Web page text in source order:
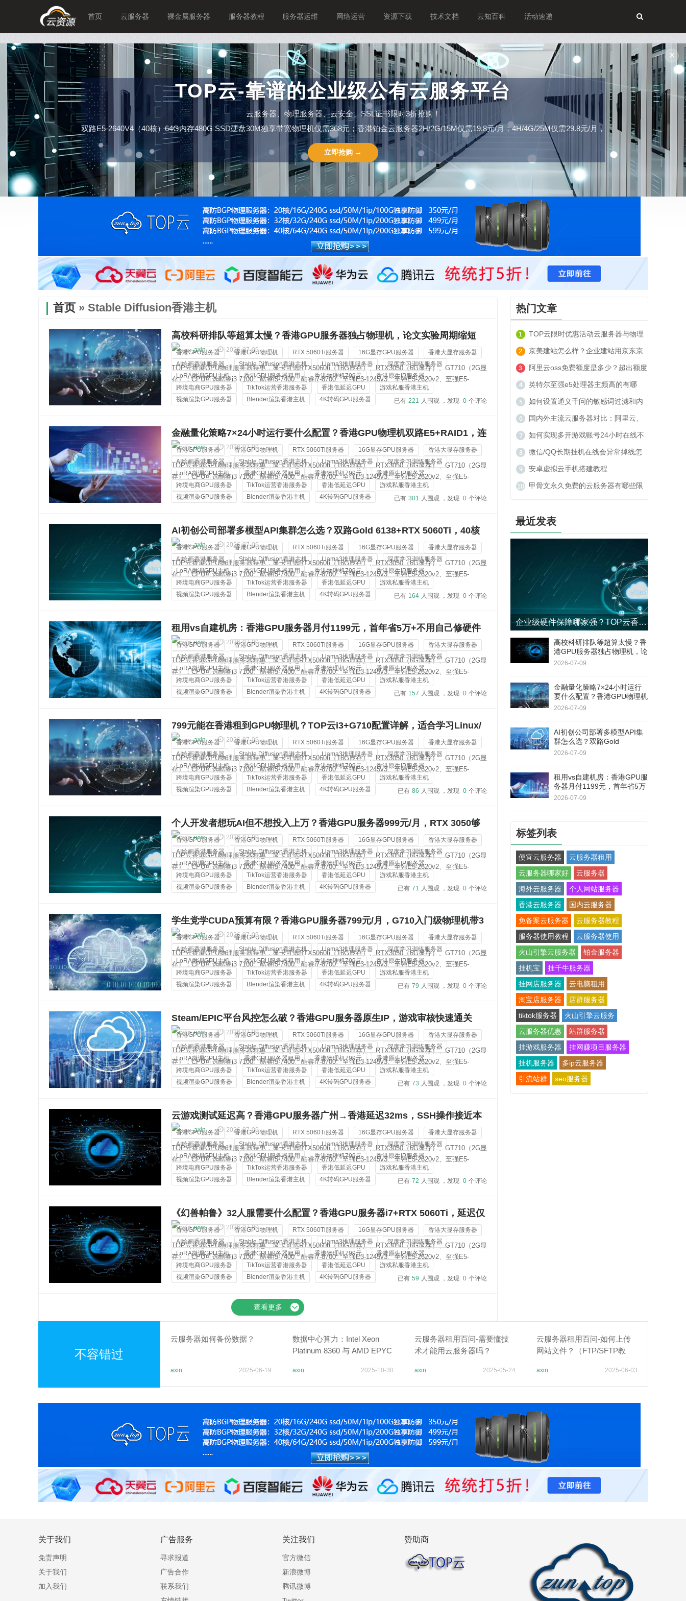
TOP云-靠谱的企业级公有云服务平台
云服务器、物理服务器、云安全、SSL证书限时3折抢购！
双路E5-2640V4（40核）64G内存480G SSD硬盘30M独享带宽物理机仅需368元；香港铂金云服务器2H/2G/15M仅需19.8元/月；4H/4G/25M仅需29.8元/月，
立即抢购 →
✕
首页 云服务器 裸金属服务器 服务器教程 服务器运维 网络运营 资源下载 技术文档 云知百科 活动速递
首页» Stable Diffusion香港主机
高校科研排队等超算太慢？香港GPU服务器独占物理机，论文实验周期缩短
60% axin 2026-07-09
TOP云香港GPU物理服务器特惠，显卡可选RTX5060ti（16G显存）、RTX3050（6G显存）、GT710（2G显
存）；CPU可选酷睿i3 7100、酷睿i5-7400、酷睿i7-8700、至强E3-1245v3、至强E5-2620v2、至强E5-
2670v2、双路金牌Gold 6138；内存从8G-128G可选，标配3-5个香港原生ip地址，价格低...
香港GPU服务器 香港GPU物理机 RTX 5060Ti服务器 16G显存GPU服务器
香港大显存服务器
AI绘画香港服务器
Stable Diffusion香港主机 Llama3推理服务器
深度学习训练服务器
LoRA微调GPU主机
香港GPU服务器租用 香港物理机799元
香港原生IP服务器
跨境电商GPU服务器
TikTok运营香港服务器 香港低延迟GPU
游戏私服香港主机
视频渲染GPU服务器
Blender渲染香港主机 4K转码GPU服务器 已有 221 人围观 ，发现 0 个评论
金融量化策略7×24小时运行要什么配置？香港GPU物理机双路E5+RAID1，连
续180天无停机
axin 2026-07-09
TOP云香港GPU物理服务器特惠，显卡可选RTX5060ti（16G显存）、RTX3050（6G显存）、GT710（2G显
存）；CPU可选酷睿i3 7100、酷睿i5-7400、酷睿i7-8700、至强E3-1245v3、至强E5-2620v2、至强E5-
2670v2、双路金牌Gold 6138；内存从8G-128G可选，标配3-5个香港原生ip地址，价格低...
香港GPU服务器 香港GPU物理机 RTX 5060Ti服务器 16G显存GPU服务器
香港大显存服务器
AI绘画香港服务器
Stable Diffusion香港主机 Llama3推理服务器
深度学习训练服务器
LoRA微调GPU主机
香港GPU服务器租用 香港物理机799元
香港原生IP服务器
跨境电商GPU服务器
TikTok运营香港服务器 香港低延迟GPU
游戏私服香港主机
视频渲染GPU服务器
Blender渲染香港主机 4K转码GPU服务器 已有 301 人围观 ，发现 0 个评论
AI初创公司部署多模型API集群怎么选？双路Gold 6138+RTX 5060Ti，40核
80线程axin 2026-07-09
TOP云香港GPU物理服务器特惠，显卡可选RTX5060ti（16G显存）、RTX3050（6G显存）、GT710（2G显
存）；CPU可选酷睿i3 7100、酷睿i5-7400、酷睿i7-8700、至强E3-1245v3、至强E5-2620v2、至强E5-
2670v2、双路金牌Gold 6138；内存从8G-128G可选，标配3-5个香港原生ip地址，价格低...
香港GPU服务器 香港GPU物理机 RTX 5060Ti服务器 16G显存GPU服务器
香港大显存服务器
AI绘画香港服务器
Stable Diffusion香港主机 Llama3推理服务器
深度学习训练服务器
LoRA微调GPU主机
香港GPU服务器租用 香港物理机799元
香港原生IP服务器
跨境电商GPU服务器
TikTok运营香港服务器 香港低延迟GPU
游戏私服香港主机
视频渲染GPU服务器
Blender渲染香港主机 4K转码GPU服务器 已有 164 人围观 ，发现 0 个评论
租用vs自建机房：香港GPU服务器月付1199元，首年省5万+不用自己修硬件
axin 2026-07-09
TOP云香港GPU物理服务器特惠，显卡可选RTX5060ti（16G显存）、RTX3050（6G显存）、GT710（2G显
存）；CPU可选酷睿i3 7100、酷睿i5-7400、酷睿i7-8700、至强E3-1245v3、至强E5-2620v2、至强E5-
2670v2、双路金牌Gold 6138；内存从8G-128G可选，标配3-5个香港原生ip地址，价格低...
香港GPU服务器 香港GPU物理机 RTX 5060Ti服务器 16G显存GPU服务器
香港大显存服务器
AI绘画香港服务器
Stable Diffusion香港主机 Llama3推理服务器
深度学习训练服务器
LoRA微调GPU主机
香港GPU服务器租用 香港物理机799元
香港原生IP服务器
跨境电商GPU服务器
TikTok运营香港服务器 香港低延迟GPU
游戏私服香港主机
视频渲染GPU服务器
Blender渲染香港主机 4K转码GPU服务器 已有 157 人围观 ，发现 0 个评论
799元能在香港租到GPU物理机？TOP云i3+G710配置详解，适合学习Linux/
轻量爬虫
axin 2026-07-09
TOP云香港GPU物理服务器特惠，显卡可选RTX5060ti（16G显存）、RTX3050（6G显存）、GT710（2G显
存）；CPU可选酷睿i3 7100、酷睿i5-7400、酷睿i7-8700、至强E3-1245v3、至强E5-2620v2、至强E5-
2670v2、双路金牌Gold 6138；内存从8G-128G可选，标配3-5个香港原生ip地址，价格低...
香港GPU服务器 香港GPU物理机 RTX 5060Ti服务器 16G显存GPU服务器
香港大显存服务器
AI绘画香港服务器
Stable Diffusion香港主机 Llama3推理服务器
深度学习训练服务器
LoRA微调GPU主机
香港GPU服务器租用 香港物理机799元
香港原生IP服务器
跨境电商GPU服务器
TikTok运营香港服务器 香港低延迟GPU
游戏私服香港主机
视频渲染GPU服务器
Blender渲染香港主机 4K转码GPU服务器 已有 86 人围观 ，发现 0 个评论
个人开发者想玩AI但不想投入上万？香港GPU服务器999元/月，RTX 3050够
跑YOLO和BERT
axin 2026-07-09
TOP云香港GPU物理服务器特惠，显卡可选RTX5060ti（16G显存）、RTX3050（6G显存）、GT710（2G显
存）；CPU可选酷睿i3 7100、酷睿i5-7400、酷睿i7-8700、至强E3-1245v3、至强E5-2620v2、至强E5-
2670v2、双路金牌Gold 6138；内存从8G-128G可选，标配3-5个香港原生ip地址，价格低...
香港GPU服务器 香港GPU物理机 RTX 5060Ti服务器 16G显存GPU服务器
香港大显存服务器
AI绘画香港服务器
Stable Diffusion香港主机 Llama3推理服务器
深度学习训练服务器
LoRA微调GPU主机
香港GPU服务器租用 香港物理机799元
香港原生IP服务器
跨境电商GPU服务器
TikTok运营香港服务器 香港低延迟GPU
游戏私服香港主机
视频渲染GPU服务器
Blender渲染香港主机 4K转码GPU服务器 已有 71 人围观 ，发现 0 个评论
学生党学CUDA预算有限？香港GPU服务器799元/月，G710入门级物理机带3
个原生IP
axin 2026-07-09
TOP云香港GPU物理服务器特惠，显卡可选RTX5060ti（16G显存）、RTX3050（6G显存）、GT710（2G显
存）；CPU可选酷睿i3 7100、酷睿i5-7400、酷睿i7-8700、至强E3-1245v3、至强E5-2620v2、至强E5-
2670v2、双路金牌Gold 6138；内存从8G-128G可选，标配3-5个香港原生ip地址，价格低...
香港GPU服务器 香港GPU物理机 RTX 5060Ti服务器 16G显存GPU服务器
香港大显存服务器
AI绘画香港服务器
Stable Diffusion香港主机 Llama3推理服务器
深度学习训练服务器
LoRA微调GPU主机
香港GPU服务器租用 香港物理机799元
香港原生IP服务器
跨境电商GPU服务器
TikTok运营香港服务器 香港低延迟GPU
游戏私服香港主机
视频渲染GPU服务器
Blender渲染香港主机 4K转码GPU服务器 已有 79 人围观 ，发现 0 个评论
Steam/EPIC平台风控怎么破？香港GPU服务器原生IP，游戏审核快速通关
axin 2026-07-09
TOP云香港GPU物理服务器特惠，显卡可选RTX5060ti（16G显存）、RTX3050（6G显存）、GT710（2G显
存）；CPU可选酷睿i3 7100、酷睿i5-7400、酷睿i7-8700、至强E3-1245v3、至强E5-2620v2、至强E5-
2670v2、双路金牌Gold 6138；内存从8G-128G可选，标配3-5个香港原生ip地址，价格低...
香港GPU服务器 香港GPU物理机 RTX 5060Ti服务器 16G显存GPU服务器
香港大显存服务器
AI绘画香港服务器
Stable Diffusion香港主机 Llama3推理服务器
深度学习训练服务器
LoRA微调GPU主机
香港GPU服务器租用 香港物理机799元
香港原生IP服务器
跨境电商GPU服务器
TikTok运营香港服务器 香港低延迟GPU
游戏私服香港主机
视频渲染GPU服务器
Blender渲染香港主机 4K转码GPU服务器 已有 73 人围观 ，发现 0 个评论
云游戏测试延迟高？香港GPU服务器广州→香港延迟32ms，SSH操作接近本
地体验axin 2026-07-09
TOP云香港GPU物理服务器特惠，显卡可选RTX5060ti（16G显存）、RTX3050（6G显存）、GT710（2G显
存）；CPU可选酷睿i3 7100、酷睿i5-7400、酷睿i7-8700、至强E3-1245v3、至强E5-2620v2、至强E5-
2670v2、双路金牌Gold 6138；内存从8G-128G可选，标配3-5个香港原生ip地址，价格低...
香港GPU服务器 香港GPU物理机 RTX 5060Ti服务器 16G显存GPU服务器
香港大显存服务器
AI绘画香港服务器
Stable Diffusion香港主机 Llama3推理服务器
深度学习训练服务器
LoRA微调GPU主机
香港GPU服务器租用 香港物理机799元
香港原生IP服务器
跨境电商GPU服务器
TikTok运营香港服务器 香港低延迟GPU
游戏私服香港主机
视频渲染GPU服务器
Blender渲染香港主机 4K转码GPU服务器 已有 72 人围观 ，发现 0 个评论
《幻兽帕鲁》32人服需要什么配置？香港GPU服务器i7+RTX 5060Ti，延迟仅
45msaxin 2026-07-09
TOP云香港GPU物理服务器特惠，显卡可选RTX5060ti（16G显存）、RTX3050（6G显存）、GT710（2G显
存）；CPU可选酷睿i3 7100、酷睿i5-7400、酷睿i7-8700、至强E3-1245v3、至强E5-2620v2、至强E5-
2670v2、双路金牌Gold 6138；内存从8G-128G可选，标配3-5个香港原生ip地址，价格低...
香港GPU服务器 香港GPU物理机 RTX 5060Ti服务器 16G显存GPU服务器
香港大显存服务器
AI绘画香港服务器
Stable Diffusion香港主机 Llama3推理服务器
深度学习训练服务器
LoRA微调GPU主机
香港GPU服务器租用 香港物理机799元
香港原生IP服务器
跨境电商GPU服务器
TikTok运营香港服务器 香港低延迟GPU
游戏私服香港主机
视频渲染GPU服务器
Blender渲染香港主机 4K转码GPU服务器 已有 59 人围观 ，发现 0 个评论
查看更多
热门文章
TOP云限时优惠活动云服务器与物理
服务器套餐租用推荐
京美建站怎么样？企业建站用京东京
美建站可以吗？
阿里云oss免费额度是多少？超出额度
收费贵吗？
英特尔至强e5处理器主频高的有哪
些？
如何设置通义千问的敏感词过滤和内
容安全策略？
国内外主流云服务器对比：阿里云、
腾讯云、TOP云如何选？
如何实现多开游戏账号24小时在线不
被封号？
微信/QQ长期挂机在线会异常掉线怎
么办？
安卓虚拟云手机搭建教程
甲骨文永久免费的云服务器有哪些限
最近发表
企业级硬件保障哪家强？TOP云香港GPU服务器4小时响应+8小时更换SLA
高校科研排队等超算太慢？香
港GPU服务器独占物理机，论
文实验周期缩短60%
2026-07-09
金融量化策略7×24小时运行
要什么配置？香港GPU物理机
双路E5+RAID1，连续180天
2026-07-09
AI初创公司部署多模型API集
群怎么选？双路Gold
6138+RTX 5060Ti，40核80
2026-07-09
租用vs自建机房：香港GPU服
务器月付1199元，首年省5万
+不用自己修硬件
2026-07-09
标签列表
便宜云服务器
云服务器租用
云服务器哪家好
云服务器
海外云服务器
个人网站服务器
香港云服务器
国内云服务器
免备案云服务器
云服务器教程
服务器使用教程
云服务器使用
火山引擎云服务器
铂金服务器
挂机宝
挂千牛服务器
挂网店服务器
云电脑租用
淘宝店服务器
店群服务器
tiktok服务器
火山引擎云服务
云服务器优惠
站群服务器
挂游戏服务器
挂网赚项目服务器
挂机服务器
多ip云服务器
引流站群
seo服务器
不容错过
云服务器如何备份数据？
axin 2025-06-19
数据中心算力：Intel Xeon
Platinum 8360 与 AMD EPYC
axin 2025-10-30
云服务器租用百问-需要懂技
术才能用云服务器吗？
axin 2025-05-24
云服务器租用百问-如何上传
网站文件？（FTP/SFTP教
axin 2025-06-03
关于我们
免责声明
关于我们
加入我们
广告服务
寻求报道
广告合作
联系我们
关注我们
官方微信
新浪微博
腾讯微博
赞助商